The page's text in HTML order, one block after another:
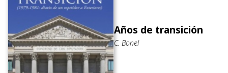
Años de transición
C. Bonel